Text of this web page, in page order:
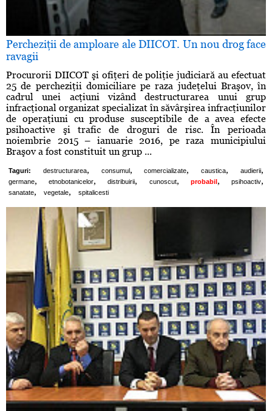
Percheziţii de amploare ale DIICOT. Un nou drog face
ravagii
Procurorii DIICOT şi ofiţeri de poliţie judiciară au efectuat
25 de percheziţii domiciliare pe raza judeţelui Braşov, în
cadrul unei acţiuni vizând destructurarea unui grup
infracţional organizat specializat în săvârşirea infracţiunilor
de operaţiuni cu produse susceptibile de a avea efecte
psihoactive şi trafic de droguri de risc. În perioada
noiembrie 2015 – ianuarie 2016, pe raza municipiului
Braşov a fost constituit un grup ...
Taguri: destructurarea, consumul, comercializate, caustica, audierii,
germane, etnobotanicelor, distribuirii, cunoscut, probabil , psihoactiv,
sanatate, vegetale, spitalicesti